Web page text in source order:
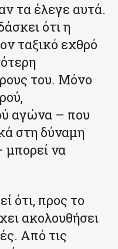
τα έλεγε αυτά.
ότι η
ταξικό εχθρό
του. Μόνο
αγώνα – που
στη δύναμη
μπορεί να
ότι, προς το
ακολουθήσει
Από τις